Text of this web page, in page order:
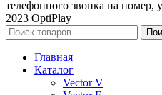
телефонного звонка на номер,
2023 OptiPlay
Главная
Каталог
Vector V